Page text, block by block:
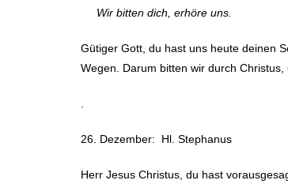
Wir bitten dich, erhöre uns.
Gütiger Gott, du hast uns heute deinen
Wegen. Darum bitten wir durch Christus,
26. Dezember: Hl. Stephanus
Herr Jesus Christus, du hast